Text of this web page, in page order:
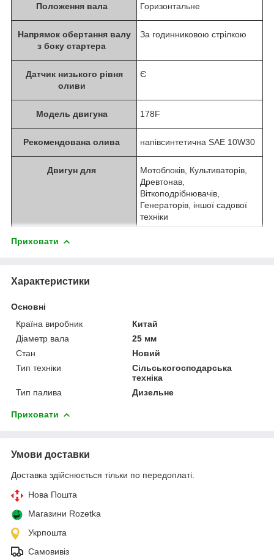
Положення вала Горизонтальне
Напрямок обертання валу
з боку стартера
За годинниковою стрілкою
Датчик низького рівня
оливи
Є
Модель двигуна 178F
Рекомендована олива напівсинтетична SAE 10W30
Двигун для
Мотоблоків, Культиваторів,
Древтонав,
Віткоподрібнювачів,
Генераторів, іншої садової
техніки
Приховати
Характеристики
Основні
Країна виробник
Китай
Діаметр вала
25 мм
Стан
Новий
Тип техніки
Сільськогосподарська
техніка
Тип палива
Дизельне
Приховати
Умови доставки
Доставка здійснюється тільки по передоплаті.
Нова Пошта
Магазини Rozetka
Укрпошта
Самовивіз